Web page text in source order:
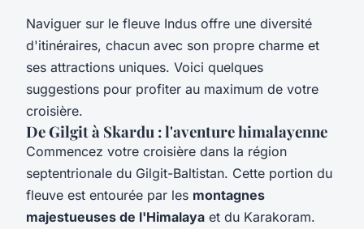
Naviguer sur le fleuve Indus offre une diversité
d'itinéraires, chacun avec son propre charme et
ses attractions uniques. Voici quelques
suggestions pour profiter au maximum de votre
croisière.
De Gilgit à Skardu : l'aventure himalayenne
Commencez votre croisière dans la région
septentrionale du Gilgit-Baltistan. Cette portion du
fleuve est entourée par les montagnes
majestueuses de l'Himalaya et du Karakoram.